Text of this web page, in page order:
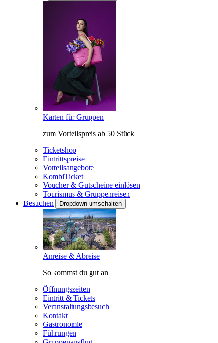
Karten für Gruppen
zum Vorteilspreis ab 50 Stück
Ticketshop
Eintrittspreise
Vorteilsangebote
KombiTicket
Voucher & Gutscheine einlösen
Tourismus & Gruppenreisen
Besuchen
Dropdown umschalten
Anreise & Abreise
So kommst du gut an
Öffnungszeiten
Eintritt & Tickets
Veranstaltungsbesuch
Kontakt
Gastronomie
Führungen